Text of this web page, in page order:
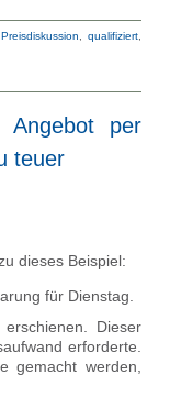
Preisdiskussion qualifiziert,
Angebot per
teuer
dieses Beispiel:
für Dienstag.
Dieser
erforderte.
gemacht werden,